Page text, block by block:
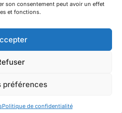
son consentement peut avoir un effet
et fonctions.
préférences
Politique de confidentialité